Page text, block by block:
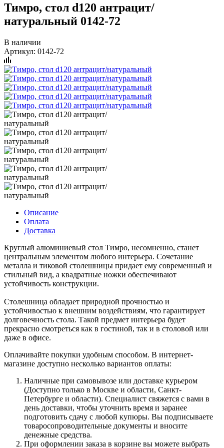
Тимро, стол d120 антрацит/
натуральный 0142-72
В наличии
Артикул: 0142-72
Описание
Оплата
Доставка
Круглый алюминиевый стол Тимро, несомненно, станет
центральным элементом любого интерьера. Сочетание
металла и тиковой столешницы придает ему современный и
стильный вид, а квадратные ножки обеспечивают
устойчивость конструкции.
Столешница обладает природной прочностью и
устойчивостью к внешним воздействиям, что гарантирует
долговечность стола. Такой предмет интерьера будет
прекрасно смотреться как в гостиной, так и в столовой или
даже в офисе.
Оплачивайте покупки удобным способом. В интернет-
магазине доступно несколько вариантов оплаты:
Наличные при самовывозе или доставке курьером
(Доступно только в Москве и области, Санкт-
Петербурге и области). Специалист свяжется с вами в
день доставки, чтобы уточнить время и заранее
подготовить сдачу с любой купюры. Вы подписываете
товаросопроводительные документы и вносите
денежные средства.
При оформлении заказа в корзине вы можете выбрать